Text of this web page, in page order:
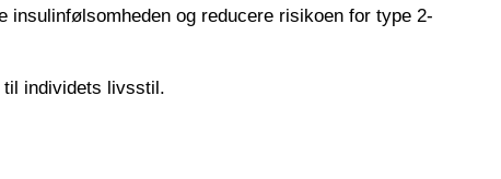
insulinfølsomheden og reducere risikoen for type 2-
til individets livsstil.